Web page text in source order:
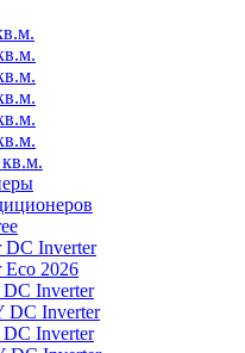
DC Inverter
Eco 2026
DC Inverter
DC Inverter
Inverter